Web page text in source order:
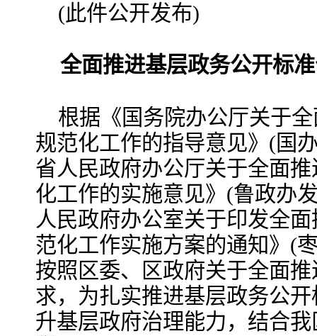
(此件公开发布)
全面推进基层政务公开标
根据《国务院办公厅关于
规范化工作的指导意见》(国
省人民政府办公厅关于全面
化工作的实施意见》(鲁政办
人民政府办公室关于印发全
范化工作实施方案的通知》(
按照区委、区政府关于全面
求，为扎实推进基层政务公
升基层政府治理能力，结合